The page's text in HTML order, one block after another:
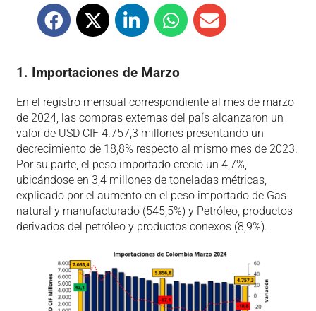
1. Importaciones de Marzo
En el registro mensual correspondiente al mes de marzo
de 2024, las compras externas del país alcanzaron un
valor de USD CIF 4.757,3 millones presentando un
decrecimiento de 18,8% respecto al mismo mes de 2023.
Por su parte, el peso importado creció un 4,7%,
ubicándose en 3,4 millones de toneladas métricas,
explicado por el aumento en el peso importado de Gas
natural y manufacturado (545,5%) y Petróleo, productos
derivados del petróleo y productos conexos (8,9%).